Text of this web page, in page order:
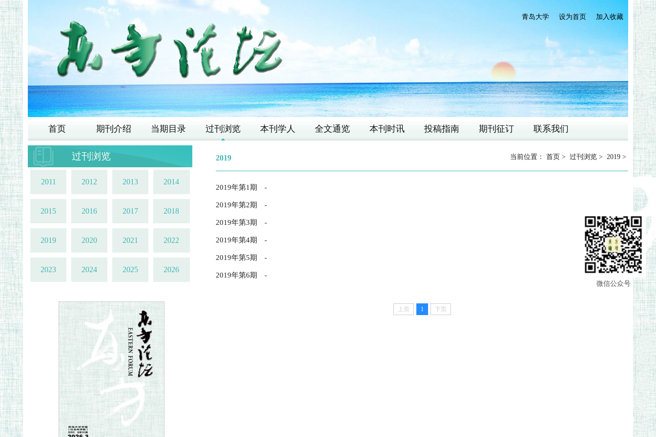
加入收藏
设为首页
青岛大学
首页 期刊介绍 当期目录 过刊浏览 本刊学人 全文通览 本刊时讯 投稿指南 期刊征订 联系我们
微信公众号
过刊浏览
2011 2012 2013 2014
2015 2016 2017 2018
2019 2020 2021 2022
2023 2024 2025 2026
2019 当前位置： 首页 > 过刊浏览 > 2019 >
2019年第1期 -
2019年第2期 -
2019年第3期 -
2019年第4期 -
2019年第5期 -
2019年第6期 -
上页 1 下页